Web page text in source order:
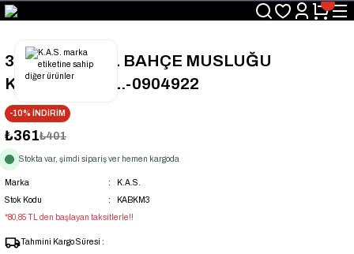
Üyelerimize Özel "uye2026" Koduyla Sepette Ekstra %3 İndirim
KAZAN-KASKAD İÇİN TEK ADRES
3/4'' KÜRESEL BAHÇE MUSLUĞU
KELEBEK KOL.-0904922
-10% İNDİRİM
₺361₺401
Stokta var, şimdi sipariş ver hemen kargoda
Marka
K.A.S.
Stok Kodu
KABKM3
*80,85 TL den başlayan taksitlerle!!
Tahmini Kargo Süresi :